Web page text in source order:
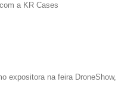
a KR Cases
expositora na feira DroneShow,